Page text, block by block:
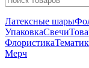
Латексные шары
УпаковкаСвечи
Флористика
Мерч